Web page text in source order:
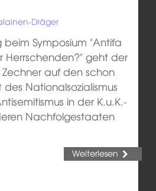
Dräger
beim Symposium "Antifa
Herrschenden?" geht der
Zechner auf den schon
Nationalsozialismus
in der K.u.K.-
Nachfolgestaaten
Weiterlesen